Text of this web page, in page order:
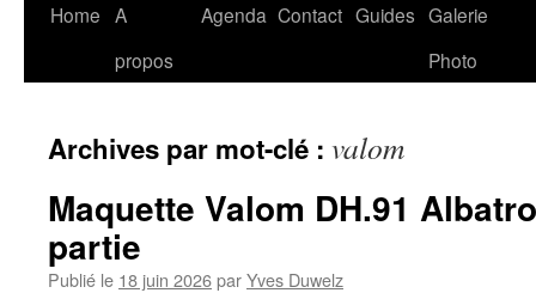
Home A
propos
Agenda Contact Guides Galerie
Photo
Archives par mot-clé : valom
Maquette Valom DH.91
partie
Publié le 18 juin 2026parYves Duwelz